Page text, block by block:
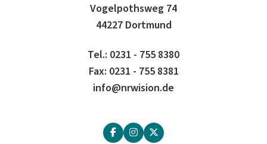
Vogelpothsweg 74
44227 Dortmund
Tel.: 0231 - 755 8380
Fax: 0231 - 755 8381
info@nrwision.de